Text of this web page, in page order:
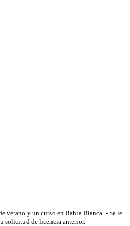
verano y un curso en Bahía Blanca. - Se le
solicitud de licencia anterior.